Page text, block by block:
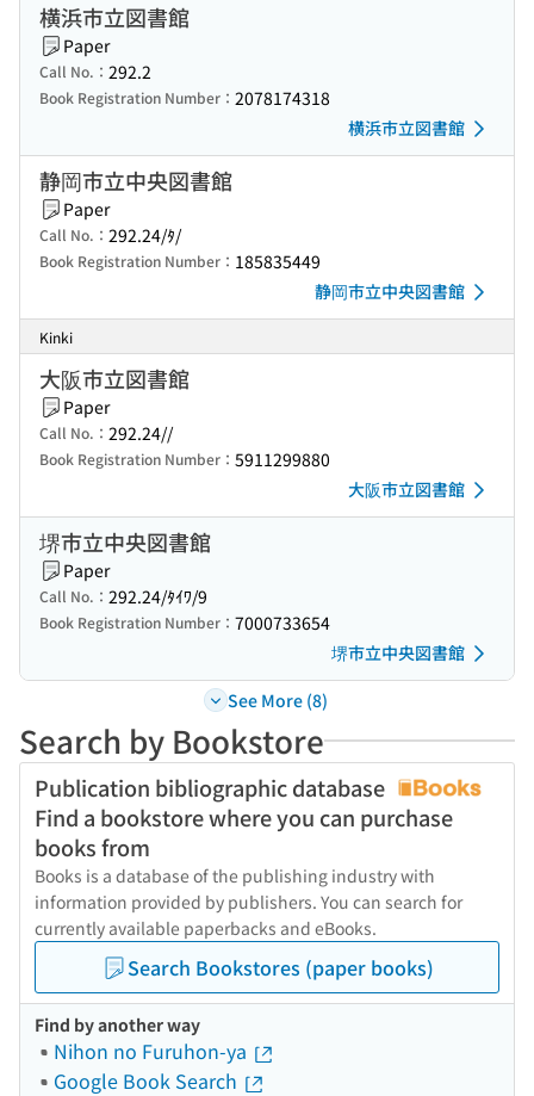
横浜市立図書館
Paper
Call No.： 292.2
Book Registration Number： 2078174318
横浜市立図書館
静岡市立中央図書館
Paper
Call No.： 292.24/ﾀ/
Book Registration Number： 185835449
静岡市立中央図書館
Kinki
大阪市立図書館
Paper
Call No.： 292.24//
Book Registration Number： 5911299880
大阪市立図書館
堺市立中央図書館
Paper
Call No.： 292.24/ﾀｲﾜ/9
Book Registration Number： 7000733654
堺市立中央図書館
See More (8)
Search by Bookstore
Publication bibliographic database
Find a bookstore where you can purchase
books from
Books is a database of the publishing industry with
information provided by publishers. You can search for
currently available paperbacks and eBooks.
Search Bookstores (paper books)
Find by another way
Nihon no Furuhon-ya
Google Book Search